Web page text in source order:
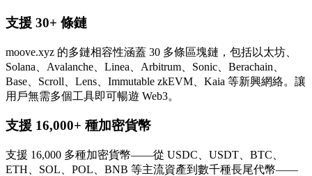
支援 30+ 條鏈
moove.xyz 的多鏈相容性涵蓋 30 多條區塊鏈，包括以太坊、
Solana、Avalanche、Linea、Arbitrum、Sonic、Berachain、
Base、Scroll、Lens、Immutable zkEVM、Kaia 等新興網絡。讓
用戶無需多個工具即可暢遊 Web3。
支援 16,000+ 種加密貨幣
支援 16,000 多種加密貨幣——從 USDC、USDT、BTC、
ETH、SOL、POL、BNB 等主流資產到數千種長尾代幣——